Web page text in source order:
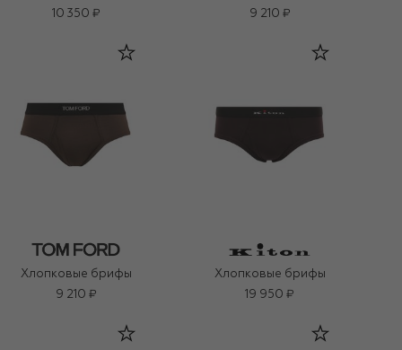
10 350 ₽
9 210 ₽
Хлопковые брифы
9 210 ₽
Хлопковые брифы
19 950 ₽